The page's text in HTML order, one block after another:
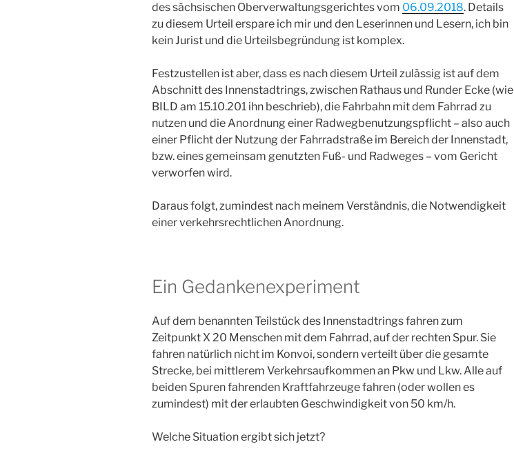
des sächsischen Oberverwaltungsgerichtes vom 06.09.2018. Details
zu diesem Urteil erspare ich mir und den Leserinnen und Lesern, ich bin
kein Jurist und die Urteilsbegründung ist komplex.
Festzustellen ist aber, dass es nach diesem Urteil zulässig ist auf dem
Abschnitt des Innenstadtrings, zwischen Rathaus und Runder Ecke (wie
BILD am 15.10.201 ihn beschrieb), die Fahrbahn mit dem Fahrrad zu
nutzen und die Anordnung einer Radwegbenutzungspflicht – also auch
einer Pflicht der Nutzung der Fahrradstraße im Bereich der Innenstadt,
bzw. eines gemeinsam genutzten Fuß- und Radweges – vom Gericht
verworfen wird.
Daraus folgt, zumindest nach meinem Verständnis, die Notwendigkeit
einer verkehrsrechtlichen Anordnung.
Ein Gedankenexperiment
Auf dem benannten Teilstück des Innenstadtrings fahren zum
Zeitpunkt X 20 Menschen mit dem Fahrrad, auf der rechten Spur. Sie
fahren natürlich nicht im Konvoi, sondern verteilt über die gesamte
Strecke, bei mittlerem Verkehrsaufkommen an Pkw und Lkw. Alle auf
beiden Spuren fahrenden Kraftfahrzeuge fahren (oder wollen es
zumindest) mit der erlaubten Geschwindigkeit von 50 km/h.
Welche Situation ergibt sich jetzt?